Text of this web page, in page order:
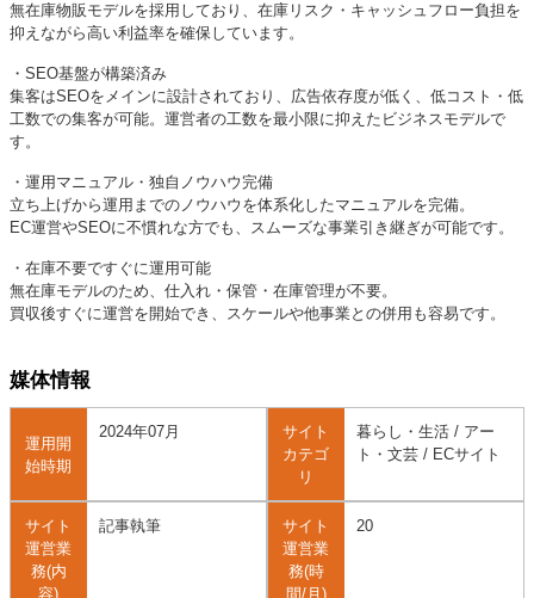
無在庫物販モデルを採用しており、在庫リスク・キャッシュフロー負担を
抑えながら高い利益率を確保しています。
・SEO基盤が構築済み
集客はSEOをメインに設計されており、広告依存度が低く、低コスト・低
工数での集客が可能。運営者の工数を最小限に抑えたビジネスモデルで
す。
・運用マニュアル・独自ノウハウ完備
立ち上げから運用までのノウハウを体系化したマニュアルを完備。
EC運営やSEOに不慣れな方でも、スムーズな事業引き継ぎが可能です。
・在庫不要ですぐに運用可能
無在庫モデルのため、仕入れ・保管・在庫管理が不要。
買収後すぐに運営を開始でき、スケールや他事業との併用も容易です。
媒体情報
運用開
始時期
2024年07月
サイト
カテゴ
リ
暮らし・生活 / アー
ト・文芸 / ECサイト
サイト
運営業
務(内
容)
記事執筆
サイト
運営業
務(時
間/月)
20